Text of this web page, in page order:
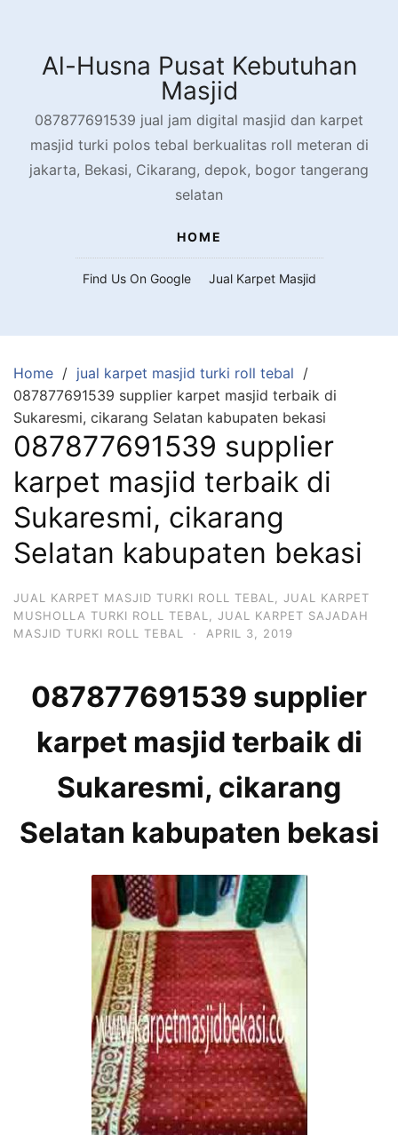
contentAl-Husna Pusat Kebutuhan
Masjid
087877691539 jual jam digital masjid dan karpet
masjid turki polos tebal berkualitas roll meteran di
jakarta, Bekasi, Cikarang, depok, bogor tangerang
selatan
HOME
Find Us On Google Jual Karpet Masjid
Home
jual karpet masjid turki roll tebal
087877691539 supplier karpet masjid terbaik di
Sukaresmi, cikarang Selatan kabupaten bekasi
087877691539 supplier
karpet masjid terbaik di
Sukaresmi, cikarang
Selatan kabupaten bekasi
JUAL KARPET MASJID TURKI ROLL TEBAL
JUAL KARPET
MUSHOLLA TURKI ROLL TEBAL
JUAL KARPET SAJADAH
MASJID TURKI ROLL TEBAL
· APRIL 3, 2019
087877691539 supplier
karpet masjid terbaik di
Sukaresmi, cikarang
Selatan kabupaten bekasi